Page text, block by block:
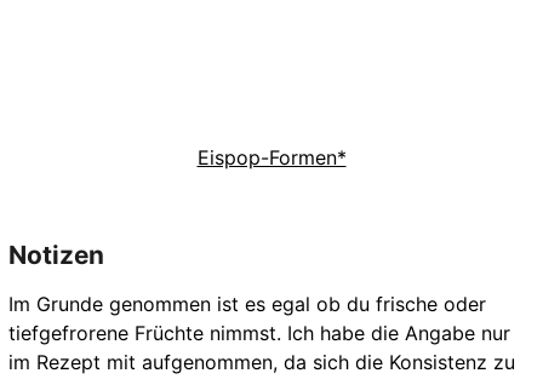
Eispop-Formen*
Notizen
Im Grunde genommen ist es egal ob du frische oder
tiefgefrorene Früchte nimmst. Ich habe die Angabe nur
im Rezept mit aufgenommen, da sich die Konsistenz zu